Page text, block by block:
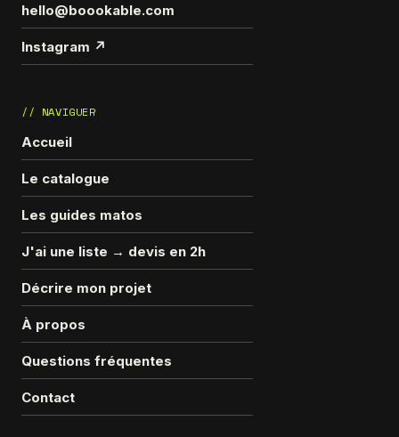
hello@boookable.com
Instagram ↗
// NAVIGUER
Accueil
Le catalogue
Les guides matos
J'ai une liste → devis en 2h
Décrire mon projet
À propos
Questions fréquentes
Contact